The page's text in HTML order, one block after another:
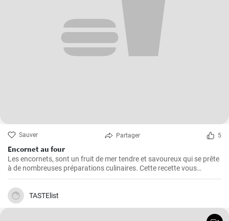
Sauver Partager 5
Encornet au four
Les encornets, sont un fruit de mer tendre et savoureux qui se prête
à de nombreuses préparations culinaires. Cette recette vous
guidera à travers les étapes pour préparer des encornets farcis avec
une garniture de légumes et de riz.
TASTElist